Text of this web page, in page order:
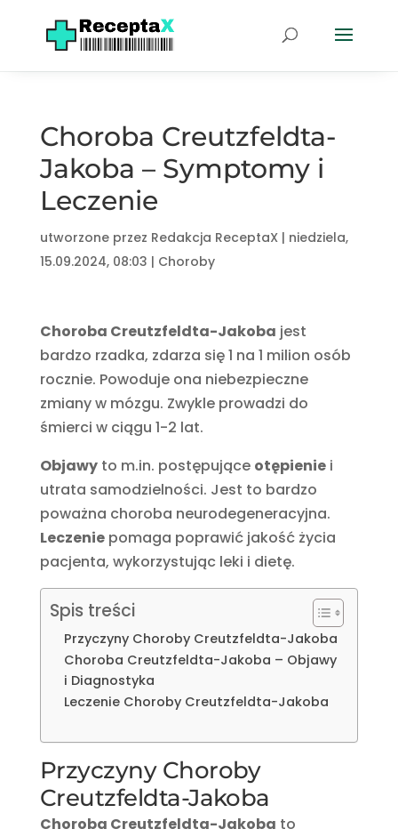
Choroba Creutzfeldta-
Jakoba – Symptomy i
Leczenie
utworzone przez Redakcja ReceptaX| niedziela,
15.09.2024, 08:03 | Choroby
Choroba Creutzfeldta-Jakoba jest
bardzo rzadka, zdarza się 1 na 1 milion osób
rocznie. Powoduje ona niebezpieczne
zmiany w mózgu. Zwykle prowadzi do
śmierci w ciągu 1-2 lat.
Objawyto m.in. postępujące otępieniei
utrata samodzielności. Jest to bardzo
poważna choroba neurodegeneracyjna.
Leczeniepomaga poprawić jakość życia
pacjenta, wykorzystując leki i dietę.
Spis treści
Przyczyny Choroby Creutzfeldta-Jakoba
Choroba Creutzfeldta-Jakoba – Objawy
i Diagnostyka
Leczenie Choroby Creutzfeldta-Jakoba
Przyczyny Choroby
Creutzfeldta-Jakoba
Choroba Creutzfeldta-Jakoba to